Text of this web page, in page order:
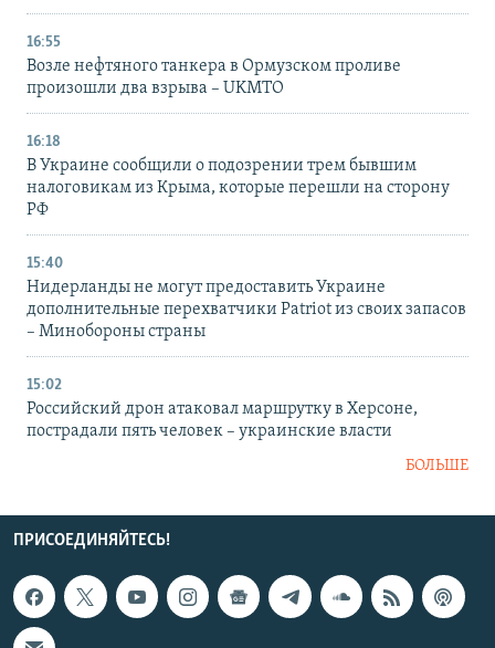
16:55
Возле нефтяного танкера в Ормузском проливе
произошли два взрыва – UKMTO
16:18
В Украине сообщили о подозрении трем бывшим
налоговикам из Крыма, которые перешли на сторону
РФ
15:40
Нидерланды не могут предоставить Украине
дополнительные перехватчики Patriot из своих запасов
– Минобороны страны
15:02
Российский дрон атаковал маршрутку в Херсоне,
пострадали пять человек – украинские власти
БОЛЬШЕ
ПРИСОЕДИНЯЙТЕСЬ!